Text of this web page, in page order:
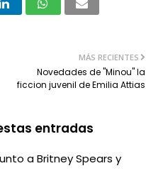
MÁS RECIENTES
Novedades de "Minou" la
ficcion juvenil de Emilia Attias
entradas
a Britney Spears y